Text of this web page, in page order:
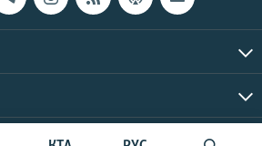
2026 | Усі права застережено.